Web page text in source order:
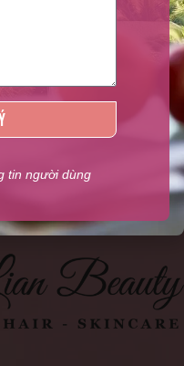
Sơn Gel lạnh, Phụ liệu
hãng, Phụ liệu ngành
tin người dùng